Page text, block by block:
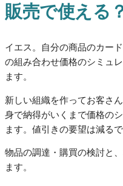
販売で使える
イエス。自分の商品のカー
の組み合わせ価格のシミュ
ます。
新しい組織を作ってお客さ
身で納得がいくまで価格の
ます。値引きの要望は減るで
物品の調達・購買の検討と
ます。